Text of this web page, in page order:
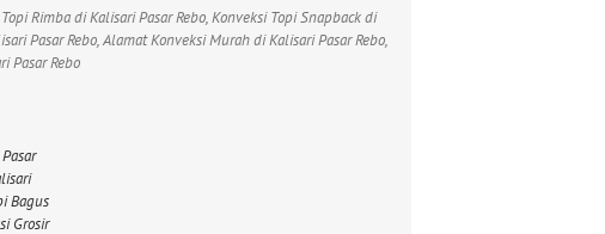
Rimba di Kalisari Pasar Rebo, Konveksi Topi Snapback di
Pasar Rebo, Alamat Konveksi Murah di Kalisari Pasar Rebo,
Pasar Rebo